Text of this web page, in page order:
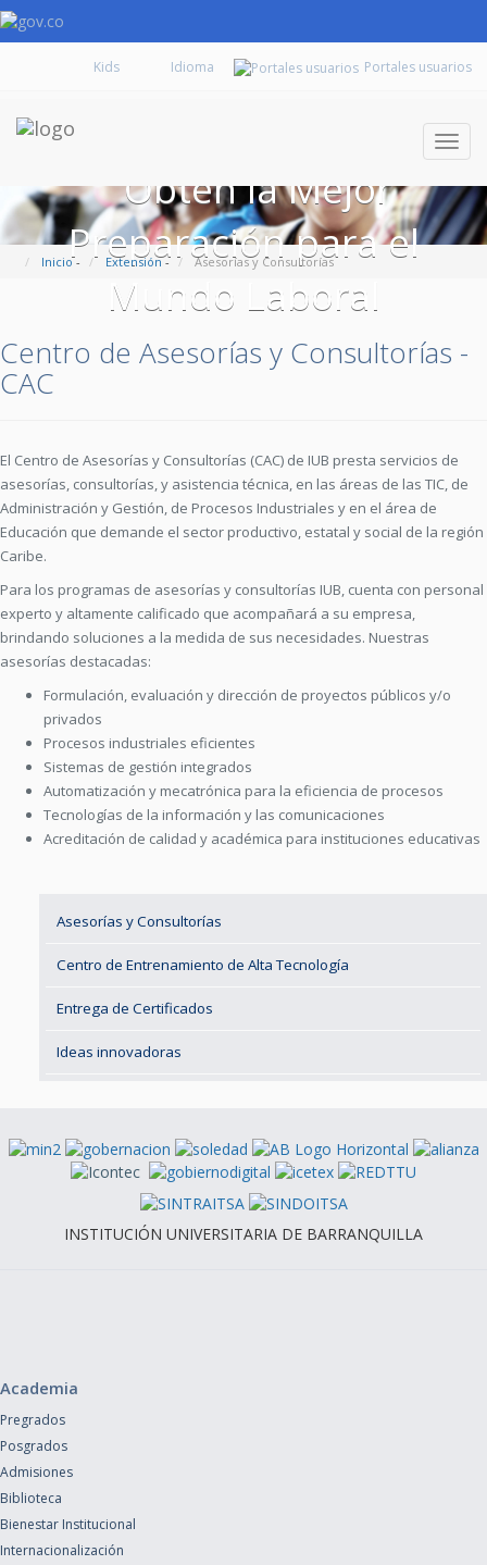
Kids Portales usuarios
Obtén la Mejor
Preparación para el
Mundo Laboral
Inicio - Extensión - Asesorías y Consultorías
Centro de Asesorías y Consultorías -
CAC
El Centro de Asesorías y Consultorías (CAC) de IUB presta servicios de
asesorías, consultorías, y asistencia técnica, en las áreas de las TIC, de
Administración y Gestión, de Procesos Industriales y en el área de
Educación que demande el sector productivo, estatal y social de la región
Caribe.
Para los programas de asesorías y consultorías IUB, cuenta con personal
experto y altamente calificado que acompañará a su empresa,
brindando soluciones a la medida de sus necesidades. Nuestras
asesorías destacadas:
Formulación, evaluación y dirección de proyectos públicos y/o
privados
Procesos industriales eficientes
Sistemas de gestión integrados
Automatización y mecatrónica para la eficiencia de procesos
Tecnologías de la información y las comunicaciones
Acreditación de calidad y académica para instituciones educativas
Asesorías y Consultorías
Centro de Entrenamiento de Alta Tecnología
Entrega de Certificados
Ideas innovadoras
INSTITUCIÓN UNIVERSITARIA DE BARRANQUILLA
Academia
Pregrados
Posgrados
Admisiones
Biblioteca
Bienestar Institucional
Internacionalización